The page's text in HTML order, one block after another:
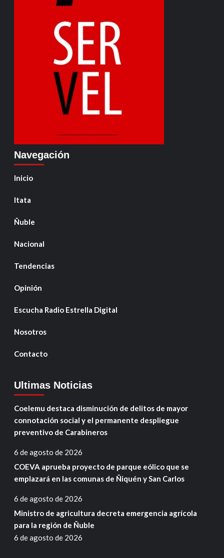
Navegación
Inicio
Itata
Ñuble
Nacional
Tendencias
Opinión
Escucha Radio Estrella Digital
Nosotros
Contacto
Ultimas Noticias
Coelemu destaca disminución de delitos de mayor
connotación social y el permanente despliegue
preventivo de Carabineros
6 de agosto de 2026
COEVA aprueba proyecto de parque eólico que se
emplazará en las comunas de Ñiquén y San Carlos
6 de agosto de 2026
Ministro de agricultura decreta emergencia agrícola
para la región de Ñuble
6 de agosto de 2026